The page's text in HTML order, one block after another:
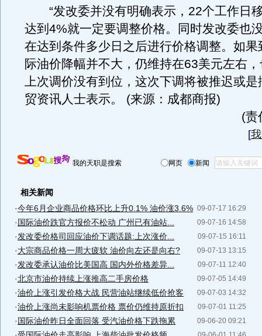
“发改委并没有明确表示，22个工作日
达到4%就一定要调整价格。同时发改委也
在达到条件多少日之后进行价格调整。如
际油价降幅并不大，仍维持在63美元左右
上次调价没有到位，这次下调将被推迟或是
贸资讯人士表示。 (来源：成都商报)
(责
[
我的天职是搜索 网页 新闻
相关新闻
09-07-17 16:29
·今年6月企业商品价格环比上升0.1% 油价涨3.6%
09-07-16 14:58
· 国际油价跌官方报价不松动 广州已有油站...
09-07-15 16:11
·发改委价格司回应油价下调话题:上次涨价...
09-07-13 13:15
·大宗商品价格一周大疲软 油价向左还是向右?
09-07-11 12:40
·发改委承认油价比美国高 国内外价格差异...
09-07-05 14:49
·北京市油价持续上涨推高二手房价格
09-07-03 14:32
·油价上涨引发价格大战 民营油站继续低价抢客
09-07-01 11:25
·油价上涨尚未影响机票价格 票价仍维持原折扣
09-06-20 09:21
· 国际油价昨日全面回落 受汽油价格下跌拖累